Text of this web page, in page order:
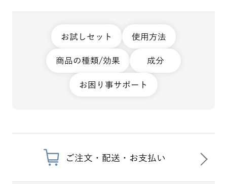
お試しセット 使用方法
商品の種類/効果 成分
お困り事サポート
ご注文・配送・お支払い